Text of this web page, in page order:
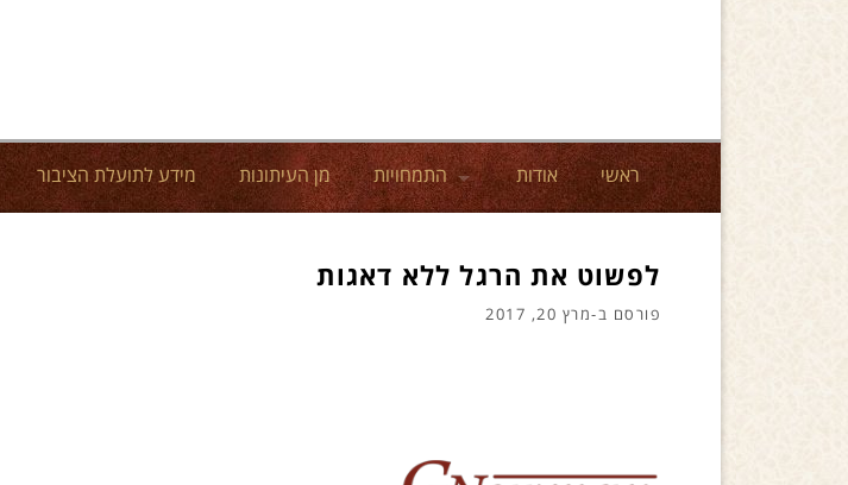
ראשי אודות התמחויות מן העיתונות מידע לתועלת הציבור
לפשוט את הרגל ללא דאגות
פורסם ב-מרץ 20, 2017